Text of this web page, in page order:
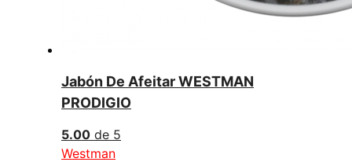
Jabón De Afeitar WESTMAN
PRODIGIO
5.00 de 5
Westman